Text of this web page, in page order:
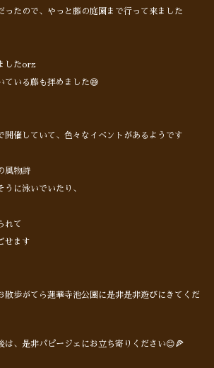
ったので、やっと藤の庭園まで行って来ました
したorz
ている藤も拝めました😅
催していて、色々なイベントがあるようです
風物詩
に泳いでいたり、
れて
せます
散歩がてら蓮華寺池公園に是非是非遊びにきてくだ
は、是非パピージェにお立ち寄りください😊🍕